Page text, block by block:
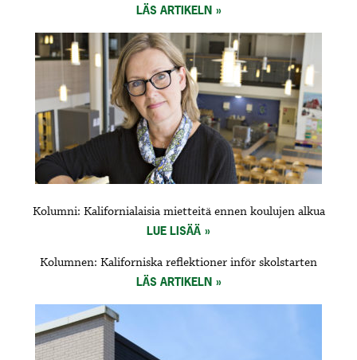
LÄS ARTIKELN
Kolumni: Kalifornialaisia mietteitä ennen koulujen alkua
LUE LISÄÄ
Kolumnen: Kaliforniska reflektioner inför skolstarten
LÄS ARTIKELN